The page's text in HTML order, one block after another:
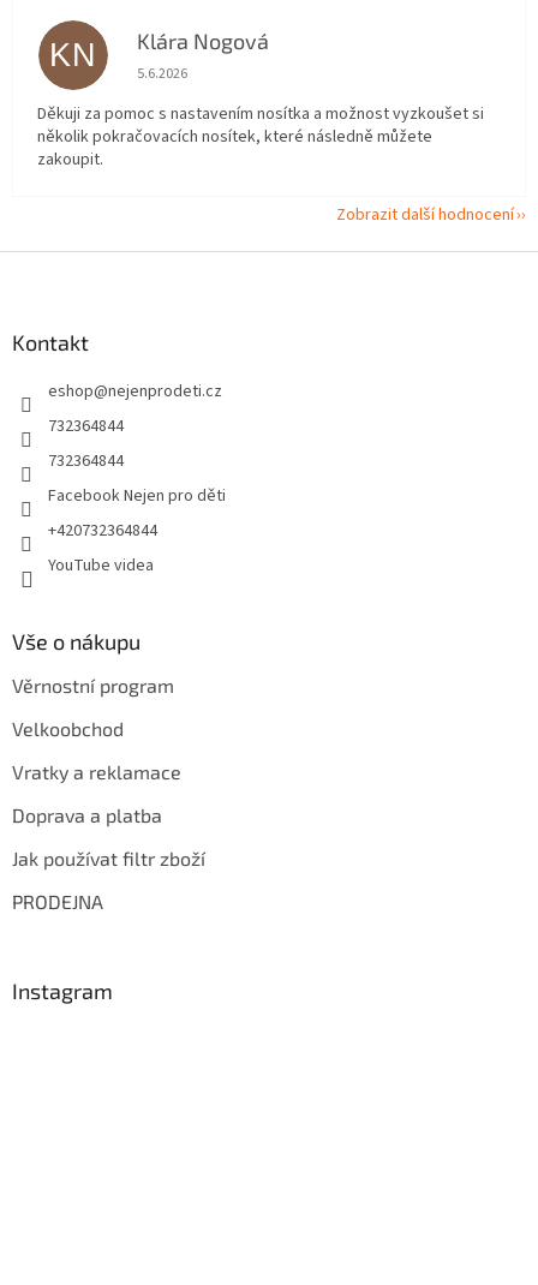
KN Klára Nogová
Hodnocení obchodu je 5 z 5 hvězdiček.
5.6.2026
Děkuji za pomoc s nastavením nosítka a možnost vyzkoušet si
několik pokračovacích nosítek, které následně můžete
zakoupit.
Zobrazit další hodnocení
Kontakt
eshop@nejenprodeti.cz
732364844
732364844
Facebook Nejen pro děti
+420732364844
YouTube videa
Vše o nákupu
Věrnostní program
Velkoobchod
Vratky a reklamace
Doprava a platba
Jak používat filtr zboží
PRODEJNA
Instagram